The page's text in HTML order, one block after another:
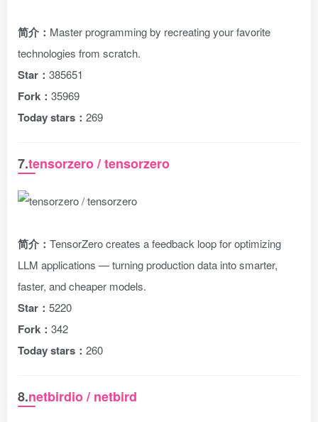
简介： Master programming by recreating your favorite
technologies from scratch.
Star： 385651
Fork： 35969
Today stars： 269
7.tensorzero / tensorzero
简介： TensorZero creates a feedback loop for optimizing
LLM applications — turning production data into smarter,
faster, and cheaper models.
Star： 5220
Fork： 342
Today stars： 260
8.netbirdio / netbird